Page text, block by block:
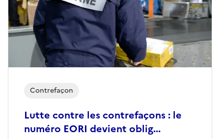
Contrefaçon
Lutte contre les contrefaçons : le
numéro EORI devient oblig...